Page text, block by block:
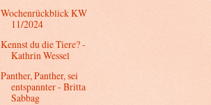
Wochenrückblick KW
11/2024
Kennst du die Tiere? -
Kathrin Wessel
Panther, Panther, sei
entspannter - Britta
Sabbag